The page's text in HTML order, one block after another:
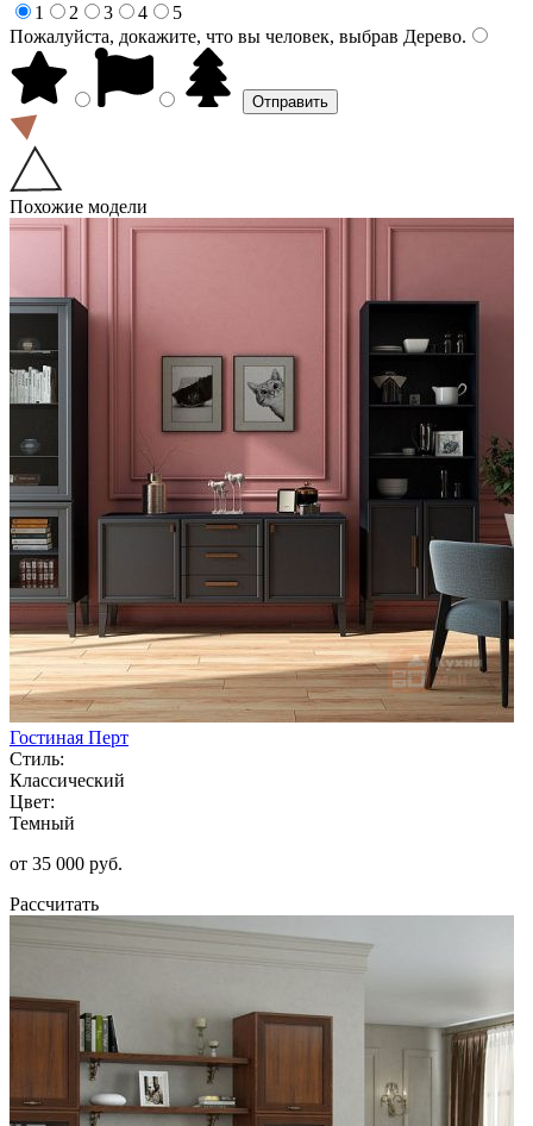
1
2 3 4
5
Пожалуйста, докажите, что вы человек, выбрав Дерево.
Похожие модели
Гостиная Перт
Стиль:
Классический
Цвет:
Темный
от 35 000 руб.
Рассчитать